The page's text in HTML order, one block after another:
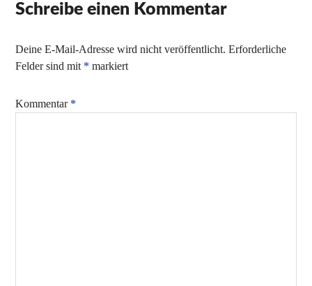
Schreibe einen Kommentar
Deine E-Mail-Adresse wird nicht veröffentlicht. Erforderliche
Felder sind mit * markiert
Kommentar *